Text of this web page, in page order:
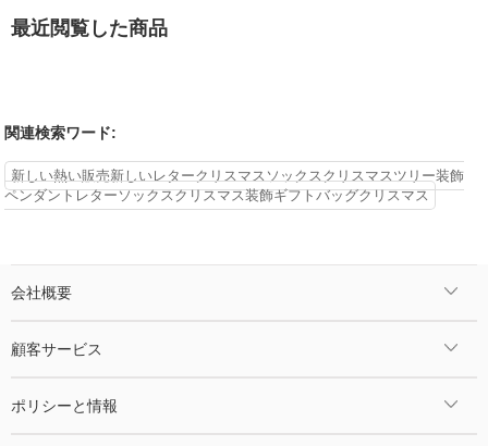
最近閲覧した商品
関連検索ワード:
新しい熱い販売新しいレタークリスマスソックスクリスマスツリー装飾
ペンダントレターソックスクリスマス装飾ギフトバッグクリスマス
会社概要
顧客サービス
ポリシーと情報